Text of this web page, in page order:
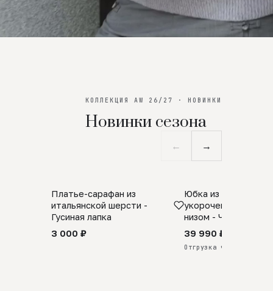
КОЛЛЕКЦИЯ AW 26/27 · НОВИНКИ
Новинки сезона
← →
SALE
Платье-сарафан из
итальянской шерсти -
Гусиная лапка
3 000 ₽
ПРЕДЗАКАЗ
Юбка из
укороченная с
низом - Черный
39 990 ₽
Отгрузка через 25 дней